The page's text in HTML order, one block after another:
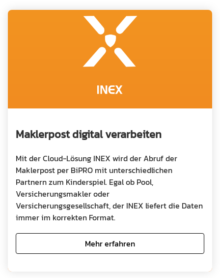
Maklerpost digital verarbeiten
Mit der Cloud-Lösung INEX wird der Abruf der
Maklerpost per BiPRO mit unterschiedlichen
Partnern zum Kinderspiel. Egal ob Pool,
Versicherungsmakler oder
Versicherungsgesellschaft, der INEX liefert die Daten
immer im korrekten Format.
Mehr erfahren